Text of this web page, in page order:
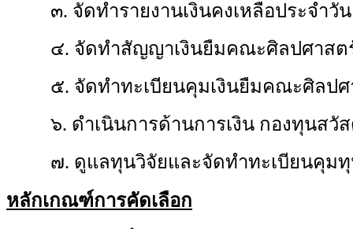
๓. จัดทำรายงานเงินคงเหลือประจำวัน
๔. จัดทำสัญญาเงินยืมคณะศิลปศาสต
๕. จัดทำทะเบียนคุมเงินยืมคณะศิลป
๖. ดำเนินการด้านการเงิน กองทุนส
๗. ดูแลทุนวิจัยและจัดทำทะเบียนคุม
หลักเกณฑ์การคัดเลือก